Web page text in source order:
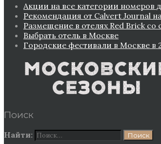
Акции на все категории
Рекомендация от Сalvert Journal
Размещение в отелях Red Brick со
Выбрать отель в Москве
Городские фестивали в Москве в
Поиск
Найти: